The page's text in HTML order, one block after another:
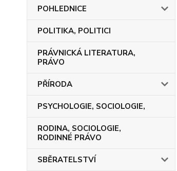
POHLEDNICE
POLITIKA, POLITICI
PRÁVNICKÁ LITERATURA,
PRÁVO
PŘÍRODA
PSYCHOLOGIE, SOCIOLOGIE,
RODINA, SOCIOLOGIE,
RODINNÉ PRÁVO
SBĚRATELSTVÍ